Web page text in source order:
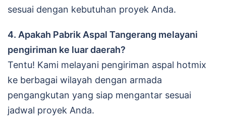
sesuai dengan kebutuhan proyek Anda.
4. Apakah Pabrik Aspal Tangerang melayani
pengiriman ke luar daerah?
Tentu! Kami melayani pengiriman aspal hotmix
ke berbagai wilayah dengan armada
pengangkutan yang siap mengantar sesuai
jadwal proyek Anda.